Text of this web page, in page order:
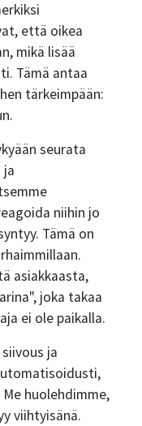
että oikea
mikä lisää
Tämä antaa
tärkeimpään:
seurata
ja
niihin jo
Tämä on
asiakkaasta,
joka takaa
ei ole paikalla.
ja
huolehdimme,
viihtyisänä.